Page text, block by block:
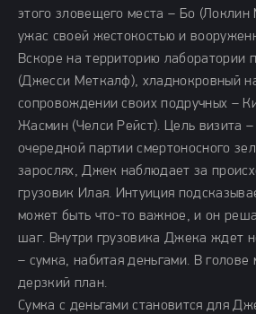
этого зловещего места – Бо
ужас своей жестокостью и
Вскоре на территорию лаборатории
(Джесси Меткалф), хладнокровный
сопровождении своих подручных –
Жасмин (Челси Рейст). Цель визита –
очередной партии смертоносного
зарослях, Джек наблюдает за
грузовик Илая. Интуиция
может быть что-то важное, и он
шаг. Внутри грузовика Джека ждет
– сумка, набитая деньгами. В голове
дерзкий план.
Сумка с деньгами становится для